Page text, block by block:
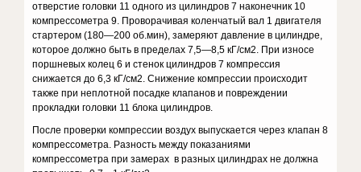
отверстие головки 11 одного из цилиндров 7 наконечник 10
компрессометра 9. Проворачивая коленчатый вал 1 двигателя
стартером (180—200 об.мин), замеряют давление в цилиндре,
которое должно быть в пределах 7,5—8,5 кГ/см2. При износе
поршневых колец 6 и стенок цилиндров 7 компрессия
снижается до 6,3 кГ/см2. Снижение компрессии происходит
также при неплотной посадке клапанов и повреждении
прокладки головки 11 блока цилиндров.
После проверки компрессии воздух выпускается через клапан 8
компрессометра. Разность между показаниями
компрессометра при замерах в разных цилиндрах не должна